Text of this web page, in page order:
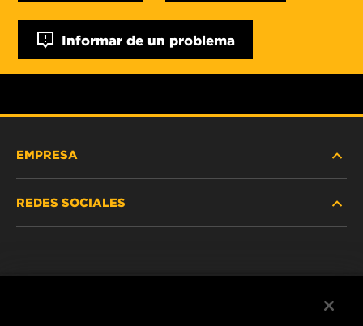
Informar de un problema
EMPRESA
REDES SOCIALES